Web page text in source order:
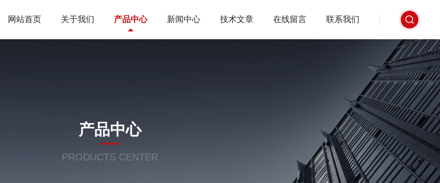
网站首页 关于我们 产品中心 新闻中心 技术文章 在线留言 联系我们
产品中心
PRODUCTS CENTER